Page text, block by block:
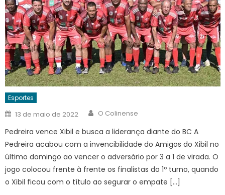
Esportes
Posted
on
13 de maio de 2022 Author
O Colinense
Pedreira vence Xibil e busca a liderança diante do BC A
Pedreira acabou com a invencibilidade do Amigos do Xibil no
último domingo ao vencer o adversário por 3 a 1 de virada. O
jogo colocou frente à frente os finalistas do 1º turno, quando
o Xibil ficou com o título ao segurar o empate […]